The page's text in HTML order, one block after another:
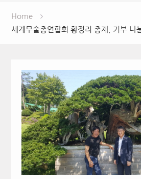
Home
세계무술총연합회 황정리 총제, 기부 나